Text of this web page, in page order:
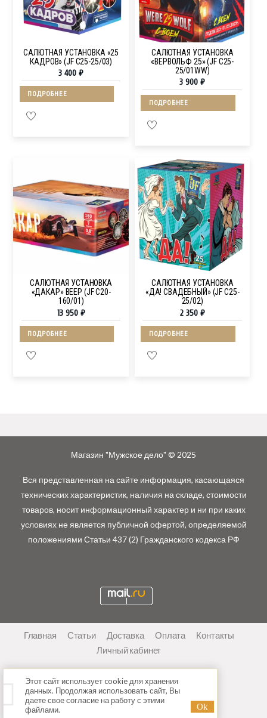
САЛЮТНАЯ УСТАНОВКА «25
КАДРОВ» (JF C25-25/03)
3 400₽
ПОДРОБНЕЕ
САЛЮТНАЯ УСТАНОВКА
«ВЕРВОЛЬФ 25» (JF C25-
25/01WW)
3 900₽
ПОДРОБНЕЕ
САЛЮТНАЯ УСТАНОВКА
«ДАКАР» ВЕЕР (JF C20-
160/01)
13 950 ₽
ПОДРОБНЕЕ
САЛЮТНАЯ УСТАНОВКА
«ДА! СВАДЕБНЫЙ» (JF C25-
25/02)
2 350 ₽
ПОДРОБНЕЕ
Магазин "Мужское дело" © 2025
Вся представленная на сайте информация, касающаяся
технических характеристик, наличия на складе, стоимости
товаров, носит информационный характер и ни при каких
условиях не является публичной офертой, определяемой
положениями Статьи 437 (2) Гражданского кодекса РФ
Главная Статьи Доставка Оплата
Контакты
Личный кабинет
Этот сайт использует cookie для хранения
данных. Продолжая использовать сайт, Вы
даете свое согласие на работу с этими
файлами.